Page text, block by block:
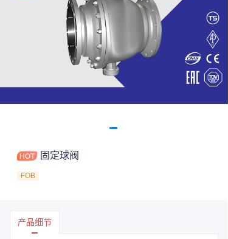
固定球阀
FOB
产品细节